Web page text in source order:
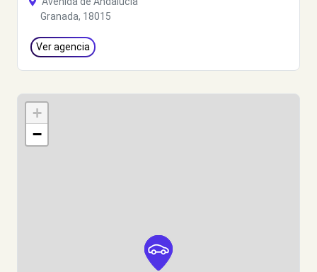
Granada, 18015
Ver agencia
+
−